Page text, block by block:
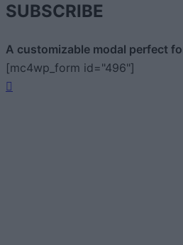
SUBSCRIBE
A customizable modal perfect
[mc4wp_form id="496"]